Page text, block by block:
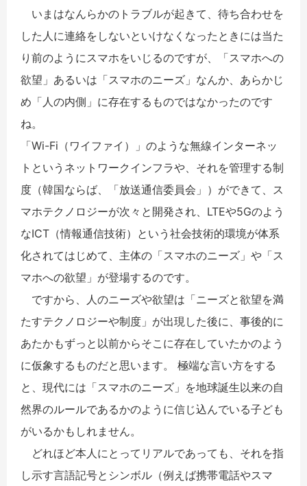
いまはなんらかのトラブルが起きて、待ち合わせを
した人に連絡をしないといけなくなったときには当た
り前のようにスマホをいじるのですが、「スマホへの
欲望」あるいは「スマホのニーズ」なんか、あらかじ
め「人の内側」に存在するものではなかったのです
ね。
「Wi-Fi（ワイファイ）」のような無線インターネッ
トというネットワークインフラや、それを管理する制
度（韓国ならば、「放送通信委員会」）ができて、ス
マホテクノロジーが次々と開発され、LTEや5Gのよう
なICT（情報通信技術）という社会技術的環境が体系
化されてはじめて、主体の「スマホのニーズ」や「ス
マホへの欲望」が登場するのです。
ですから、人のニーズや欲望は「ニーズと欲望を満
たすテクノロジーや制度」が出現した後に、事後的に
あたかもずっと以前からそこに存在していたかのよう
に仮象するものだと思います。 極端な言い方をする
と、現代には「スマホのニーズ」を地球誕生以来の自
然界のルールであるかのように信じ込んでいる子ども
がいるかもしれません。
どれほど本人にとってリアルであっても、それを指
し示す言語記号とシンボル（例えば携帯電話やスマ